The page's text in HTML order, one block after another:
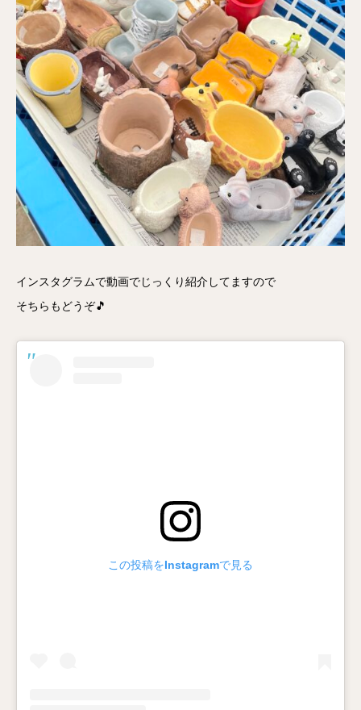
インスタグラムで動画でじっくり紹介してますので
そちらもどうぞ🎵
この投稿をInstagramで見る